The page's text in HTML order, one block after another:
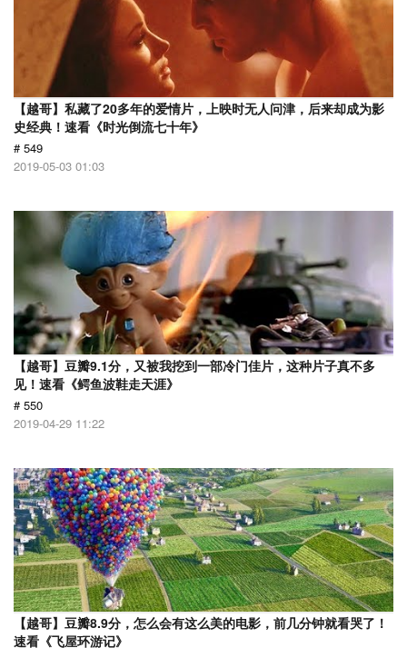
【越哥】私藏了20多年的爱情片，上映时无人问津，后来却成为影
史经典！速看《时光倒流七十年》
# 549
2019-05-03 01:03
【越哥】豆瓣9.1分，又被我挖到一部冷门佳片，这种片子真不多
见！速看《鳄鱼波鞋走天涯》
# 550
2019-04-29 11:22
【越哥】豆瓣8.9分，怎么会有这么美的电影，前几分钟就看哭了！
速看《飞屋环游记》